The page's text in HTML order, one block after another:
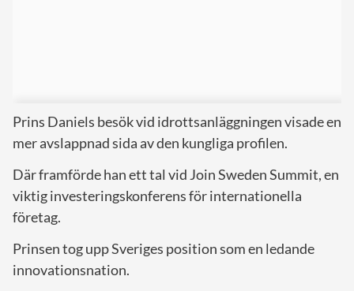
Prins Daniels besök vid idrottsanläggningen visade en
mer avslappnad sida av den kungliga profilen.
Där framförde han ett tal vid Join Sweden Summit, en
viktig investeringskonferens för internationella
företag.
Prinsen tog upp Sveriges position som en ledande
innovationsnation.